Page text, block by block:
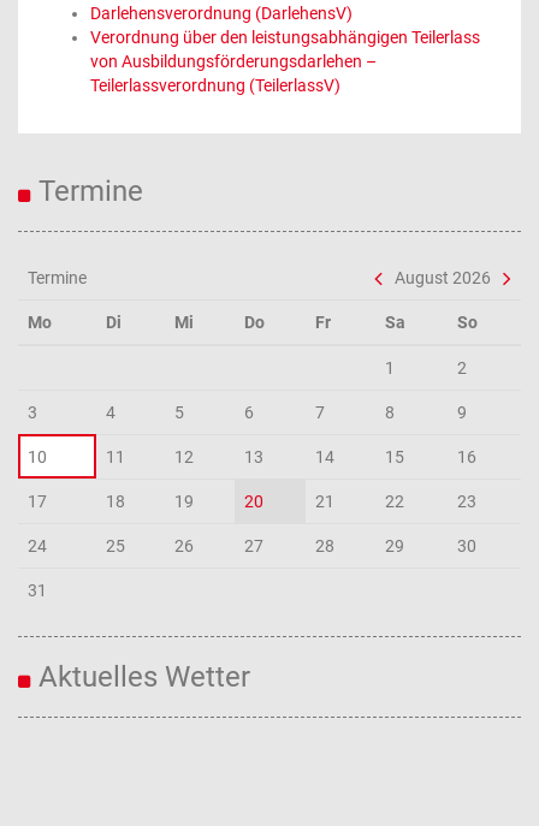
Darlehensverordnung (DarlehensV)
Verordnung über den leistungsabhängigen Teilerlass
von Ausbildungsförderungsdarlehen –
Teilerlassverordnung (TeilerlassV)
Termine
Termine August 2026
Mo Di Mi Do Fr Sa So
1 2
3 4 5 6 7 8 9
10 11 12 13 14 15 16
17 18 19 20 21 22 23
24 25 26 27 28 29 30
31
Aktuelles Wetter